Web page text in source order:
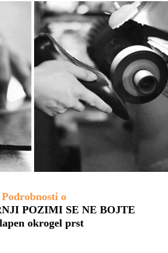
Podrobnosti o
POZIMI SE NE BOJTE
okrogel prst